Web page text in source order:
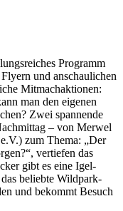
Programm
und anschaulichen
Mitmachaktionen:
man den eigenen
Zwei spannende
– von Merwel
zum Thema: „Der
vertiefen das
gibt es eine Igel-
beliebte Wildpark-
und bekommt Besuch